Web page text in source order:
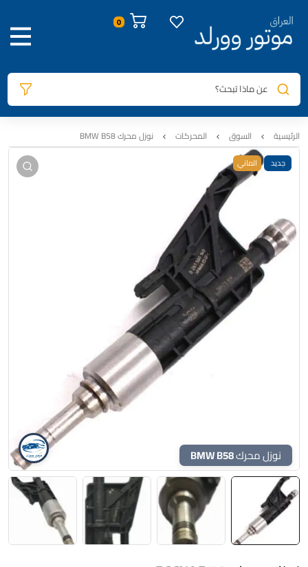
0
عن ماذا تبحث؟
الرئيسية السوق المحركات نوزل محرك BMW B58
صور المنتج معلومات المنتج السيارات المتوافقة
جديد الماني
نوزل محرك BMW B58